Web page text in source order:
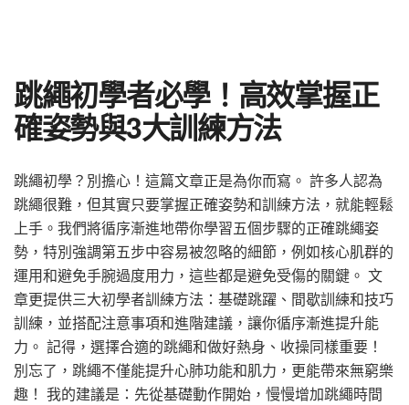
跳繩初學者必學！高效掌握正
確姿勢與3大訓練方法
跳繩初學？別擔心！這篇文章正是為你而寫。 許多人認為
跳繩很難，但其實只要掌握正確姿勢和訓練方法，就能輕鬆
上手。我們將循序漸進地帶你學習五個步驟的正確跳繩姿
勢，特別強調第五步中容易被忽略的細節，例如核心肌群的
運用和避免手腕過度用力，這些都是避免受傷的關鍵。 文
章更提供三大初學者訓練方法：基礎跳躍、間歇訓練和技巧
訓練，並搭配注意事項和進階建議，讓你循序漸進提升能
力。 記得，選擇合適的跳繩和做好熱身、收操同樣重要！
別忘了，跳繩不僅能提升心肺功能和肌力，更能帶來無窮樂
趣！ 我的建議是：先從基礎動作開始，慢慢增加跳繩時間